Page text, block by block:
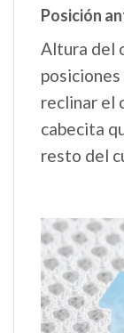
Posición
Altura del
reclinar el
cabecita
resto del